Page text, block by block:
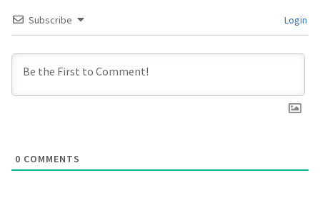
Subscribe Login
0 COMMENTS